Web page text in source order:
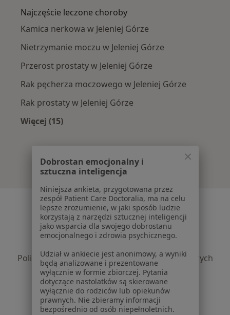
Najczęście leczone choroby
Kamica nerkowa w Jeleniej Górze
Nietrzymanie moczu w Jeleniej Górze
Przerost prostaty w Jeleniej Górze
Rak pęcherza moczowego w Jeleniej Górze
Rak prostaty w Jeleniej Górze
Więcej (15)
Serwis
Regulamin
Polityka prywatności pacjentów
Polityka prywatności dla profesjonalistów, których
dane pozyskaliśmy samodzielnie
Polityka cookies
Jak działają wyniki wyszukiwania
Dostępność
Dobrostan emocjonalny i
sztuczna inteligencja
Niniejsza ankieta, przygotowana przez
zespół Patient Care Doctoralia, ma na celu
lepsze zrozumienie, w jaki sposób ludzie
korzystają z narzędzi sztucznej inteligencji
jako wsparcia dla swojego dobrostanu
emocjonalnego i zdrowia psychicznego.
Udział w ankiecie jest anonimowy, a wyniki
będą analizowane i prezentowane
wyłącznie w formie zbiorczej. Pytania
dotyczące nastolatków są skierowane
wyłącznie do rodziców lub opiekunów
prawnych. Nie zbieramy informacji
bezpośrednio od osób niepełnoletnich.